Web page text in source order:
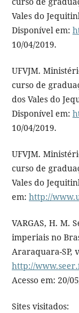
Vales do
Disponível em:
10/04/2019.
UFVJM.
curso de
dos Vales do
Disponível em:
10/04/2019.
UFVJM.
curso de
Vales do
em: http://
VARGAS, H. M.
imperiais no
Araraquara-SP,
http://
Acesso em: 20/
Sites visitados: